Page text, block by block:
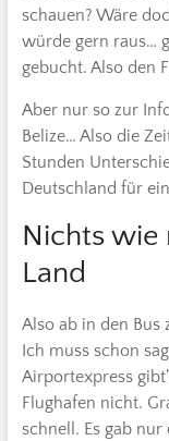
schauen? Wäre
würde gern raus…
gebucht. Also den
Aber nur so zur
Belize… Also die
Stunden
Deutschland für
Nichts wie
Land
Also ab in den
Ich muss schon
Airportexpress
Flughafen nicht.
schnell. Es gab